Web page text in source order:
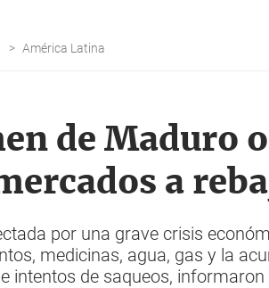
> América Latina
de Maduro
a
por una grave crisis
medicinas, agua, gas y la
intentos de saqueos,